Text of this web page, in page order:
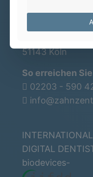
Hier finden Sie
51143 Köln
So erreichen
02203 - 590
DIGITAL
biodevices-